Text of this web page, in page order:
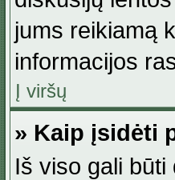
jums reikiamą
informacijos
Į viršų
» Kaip įsidėti
Iš viso gali